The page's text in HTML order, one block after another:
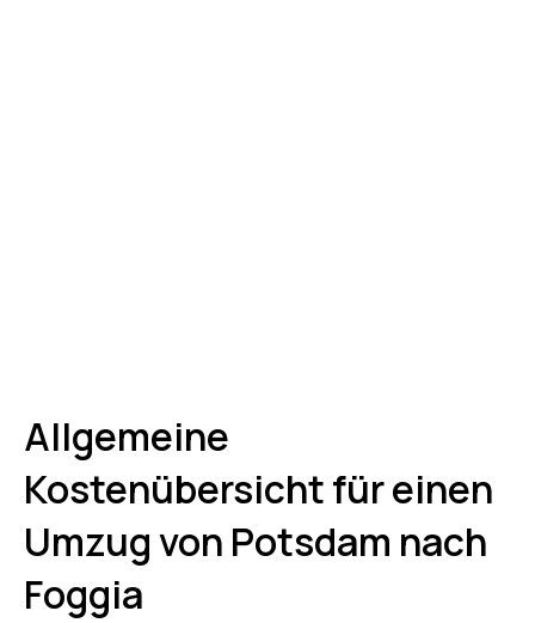
Allgemeine
Kostenübersicht für einen
Umzug von Potsdam nach
Foggia